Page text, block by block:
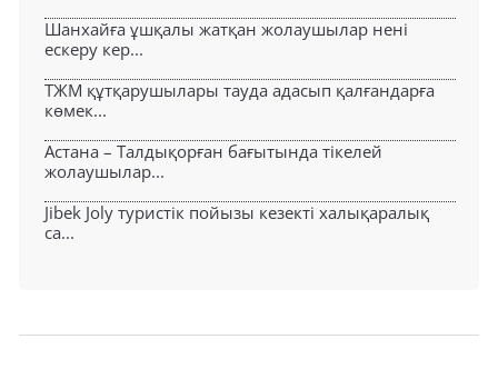
Шанхайға ұшқалы жатқан жолаушылар нені
ескеру кер...
ТЖМ құтқарушылары тауда адасып қалғандарға
көмек...
Астана – Талдықорған бағытында тікелей
жолаушылар...
Jibek Joly туристік пойызы кезекті халықаралық
са...